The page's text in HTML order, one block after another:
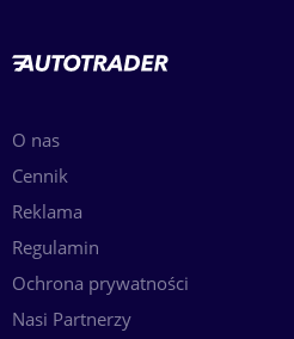
O nas
Cennik
Reklama
Regulamin
Ochrona prywatności
Nasi Partnerzy